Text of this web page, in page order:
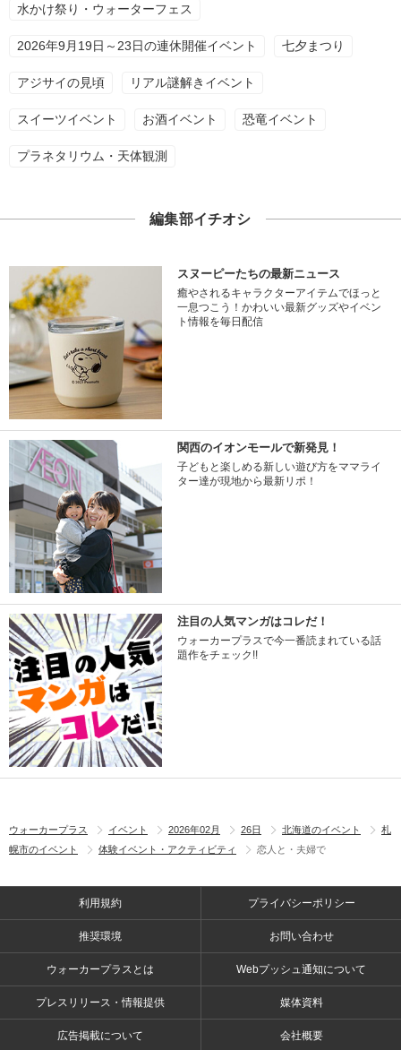
水かけ祭り・ウォーターフェス
2026年9月19日～23日の連休開催イベント 七夕まつり
アジサイの見頃 リアル謎解きイベント
スイーツイベント お酒イベント 恐竜イベント
プラネタリウム・天体観測
編集部イチオシ
スヌーピーたちの最新ニュース
癒やされるキャラクターアイテムでほっと
一息つこう！かわいい最新グッズやイベン
ト情報を毎日配信
関西のイオンモールで新発見！
子どもと楽しめる新しい遊び方をママライ
ター達が現地から最新リポ！
注目の人気マンガはコレだ！
ウォーカープラスで今一番読まれている話
題作をチェック!!
ウォーカープラス イベント 2026年02月 26日 北海道のイベント
札
幌市のイベント
体験イベント・アクティビティ 恋人と・夫婦で
利用規約 プライバシーポリシー
推奨環境 お問い合わせ
ウォーカープラスとは Webプッシュ通知について
プレスリリース・情報提供 媒体資料
広告掲載について 会社概要